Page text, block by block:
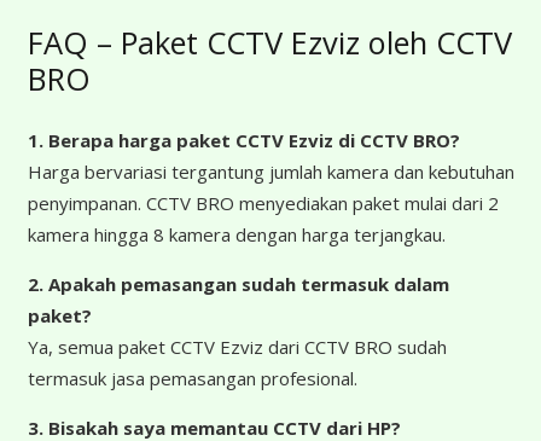
FAQ – Paket CCTV Ezviz oleh CCTV
BRO
1. Berapa harga paket CCTV Ezviz di CCTV BRO?
Harga bervariasi tergantung jumlah kamera dan kebutuhan
penyimpanan. CCTV BRO menyediakan paket mulai dari 2
kamera hingga 8 kamera dengan harga terjangkau.
2. Apakah pemasangan sudah termasuk dalam
paket?
Ya, semua paket CCTV Ezviz dari CCTV BRO sudah
termasuk jasa pemasangan profesional.
3. Bisakah saya memantau CCTV dari HP?